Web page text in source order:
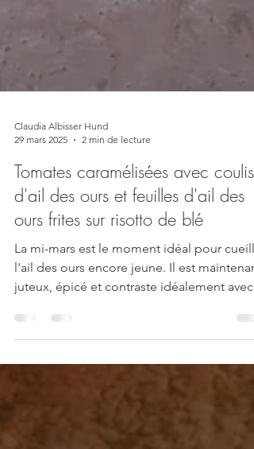
29 mars 2025
2 min de lecture
Tomates caramélisées avec coulis
d'ail des ours et feuilles d'ail des
ours frites sur risotto de blé
La mi-mars est le moment idéal pour cueillir
juteux, épicé et contraste idéalement